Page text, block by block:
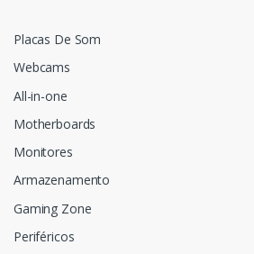
Placas De Som
Webcams
All-in-one
Motherboards
Monitores
Armazenamento
Gaming Zone
Periféricos